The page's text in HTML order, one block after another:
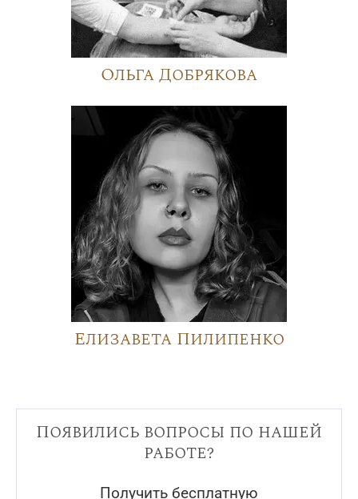
Ольга Добрякова
Елизавета Пилипенко
Появились вопросы по нашей
работе?
Получить бесплатную